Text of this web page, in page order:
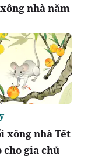
nhà năm
xông nhà Tết
cho gia chủ